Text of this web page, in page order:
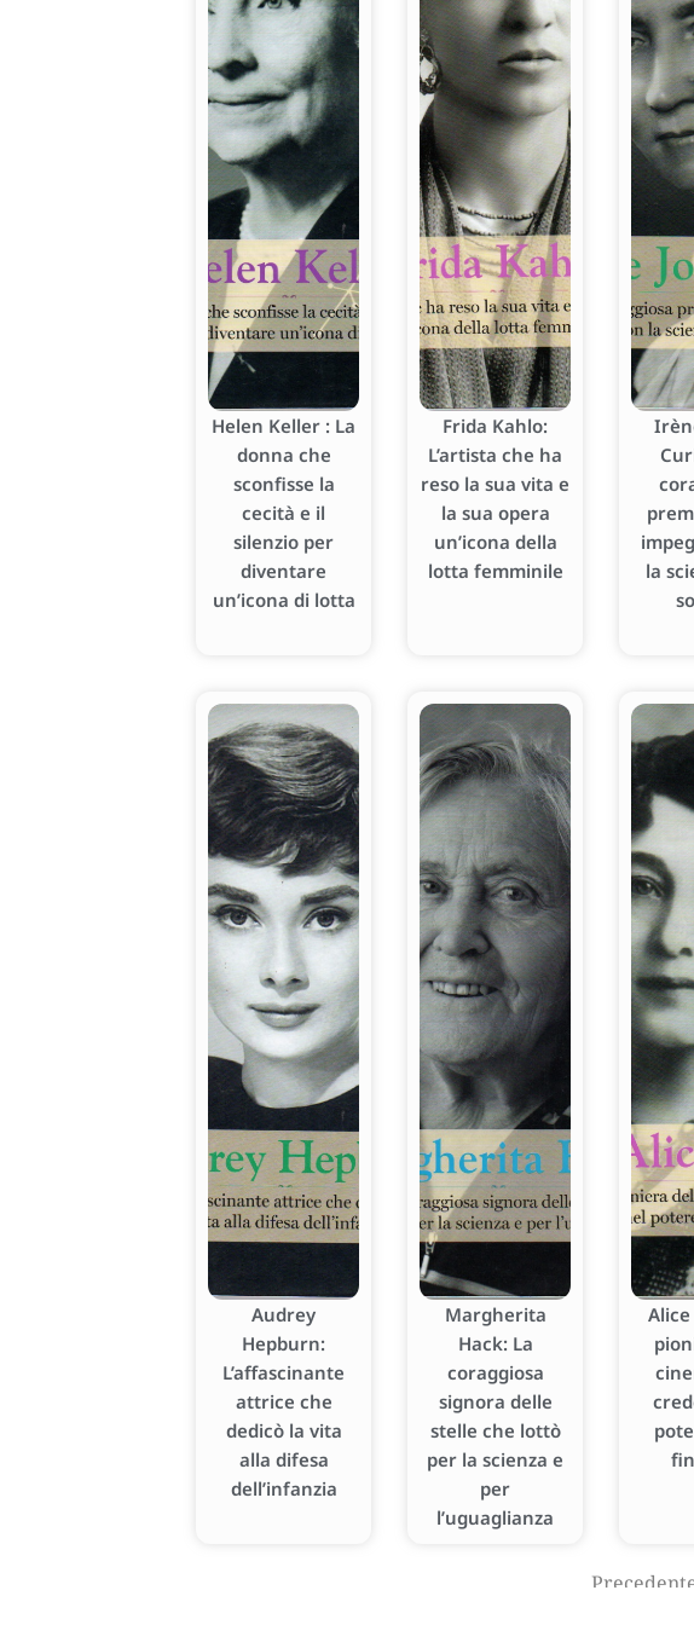
Helen Keller : La
donna che
sconfisse la
cecità e il
silenzio per
diventare
un’icona di lotta
Frida Kahlo:
L’artista che ha
reso la sua vita e
la sua opera
un’icona della
lotta femminile
la
Audrey
Hepburn:
L’affascinante
attrice che
dedicò la vita
alla difesa
dell’infanzia
Margherita
Hack: La
coraggiosa
signora delle
stelle che lottò
per la scienza e
per
l’uguaglianza
Alice